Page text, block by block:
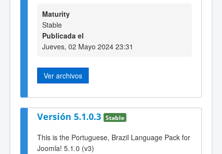
Maturity
Stable
Publicada el
Jueves, 02 Mayo 2024 23:31
Ver archivos
Versión 5.1.0.3 Stable
This is the Portuguese, Brazil Language Pack for
Joomla! 5.1.0 (v3)